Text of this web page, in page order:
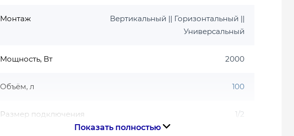
Монтаж
Вертикальный || Горизонтальный ||
Универсальный
Мощность, Вт 2000
Объём, л 100
Размер подключения 1/2
Показать полностью